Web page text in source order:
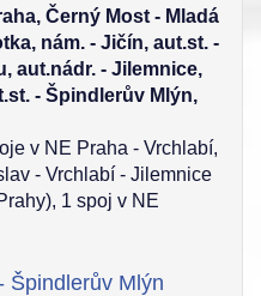
Černý Most - Mladá
nám. - Jičín, aut.st. -
aut.nádr. - Jilemnice,
- Špindlerův Mlýn,
v NE Praha - Vrchlabí,
- Vrchlabí - Jilemnice
1 spoj v NE
Špindlerův Mlýn